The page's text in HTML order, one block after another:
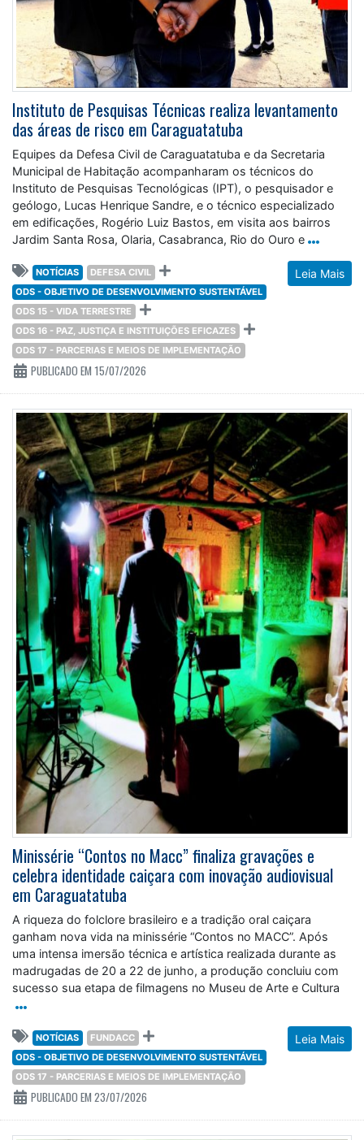
Instituto de Pesquisas Técnicas realiza levantamento
das áreas de risco em Caraguatatuba
Equipes da Defesa Civil de Caraguatatuba e da Secretaria
Municipal de Habitação acompanharam os técnicos do
Instituto de Pesquisas Tecnológicas (IPT), o pesquisador e
geólogo, Lucas Henrique Sandre, e o técnico especializado
em edificações, Rogério Luiz Bastos, em visita aos bairros
Jardim Santa Rosa, Olaria, Casabranca, Rio do Ouro e
Leia Mais
NOTÍCIAS
DEFESA CIVIL
ODS - OBJETIVO DE DESENVOLVIMENTO SUSTENTÁVEL
ODS 15 - VIDA TERRESTRE
ODS 16 - PAZ, JUSTIÇA E INSTITUIÇÕES EFICAZES
ODS 17 - PARCERIAS E MEIOS DE IMPLEMENTAÇÃO
PUBLICADO EM 15/07/2026
Minissérie “Contos no Macc” finaliza gravações e
celebra identidade caiçara com inovação audiovisual
em Caraguatatuba
A riqueza do folclore brasileiro e a tradição oral caiçara
ganham nova vida na minissérie “Contos no MACC”. Após
uma intensa imersão técnica e artística realizada durante as
madrugadas de 20 a 22 de junho, a produção concluiu com
sucesso sua etapa de filmagens no Museu de Arte e Cultura
Leia Mais
NOTÍCIAS
FUNDACC
ODS - OBJETIVO DE DESENVOLVIMENTO SUSTENTÁVEL
ODS 17 - PARCERIAS E MEIOS DE IMPLEMENTAÇÃO
PUBLICADO EM 23/07/2026